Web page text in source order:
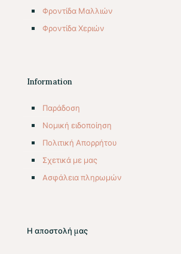
Φροντίδα Μαλλιών
Φροντίδα Χεριών
Information
Παράδοση
Νομική ειδοποίηση
Πολιτική Απορρήτου
Σχετικά με μας
Aσφάλεια πληρωμών
Η αποστολή μας